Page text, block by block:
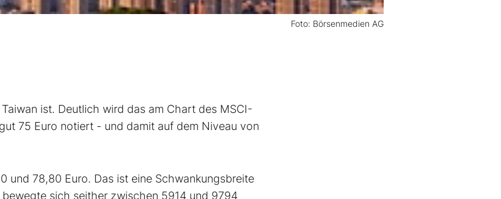
Foto: Börsenmedien AG
ist. Deutlich wird das am Chart des MSCI-
75 Euro notiert - und damit auf dem Niveau von
und 78,80 Euro. Das ist eine Schwankungsbreite
sich seither zwischen 5914 und 9794